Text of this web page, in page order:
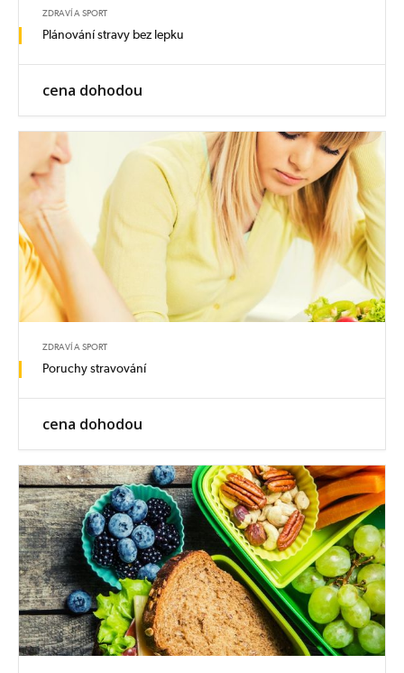
ZDRAVÍ A SPORT
Plánování stravy bez lepku
cena dohodou
ZDRAVÍ A SPORT
Poruchy stravování
cena dohodou